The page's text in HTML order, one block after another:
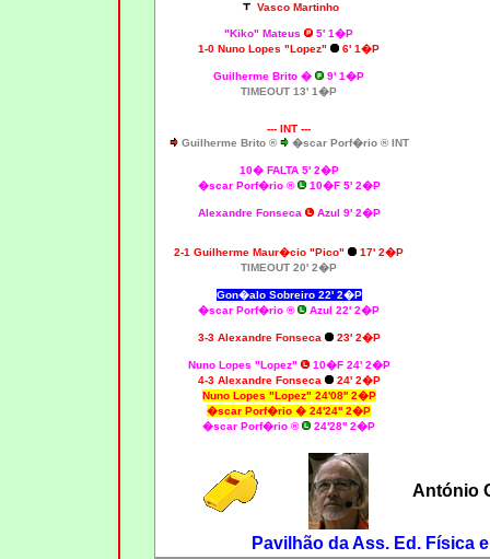
Vasco Martinho
"Kiko" Mateus
5' 1�P
1-0 Nuno Lopes "Lopez"
6' 1�P
Guilherme Brito �
9' 1�P
TIMEOUT 13' 1�P
--- INT ---
Guilherme Brito ®
�scar Porf�rio ® INT
10� FALTA 5' 2�P
�scar Porf�rio ®
10�F 5' 2�P
Alexandre Fonseca Azul 9' 2�P
2-1 Guilherme Maur�cio "Pico"
17' 2�P
TIMEOUT 20' 2�P
Gon�alo Sobreiro 22' 2�P
�scar Porf�rio ®
Azul 22' 2�P
3-3 Alexandre Fonseca 23' 2�P
Nuno Lopes "Lopez"
10�F 24' 2�P
4-3 Alexandre Fonseca
24' 2�P
Nuno Lopes "Lopez" 24'08'' 2�P
�scar Porf�rio � 24'24'' 2�P
�scar Porf�rio ®
24'28'' 2�P
António
Pavilhão da Ass. Ed. Física